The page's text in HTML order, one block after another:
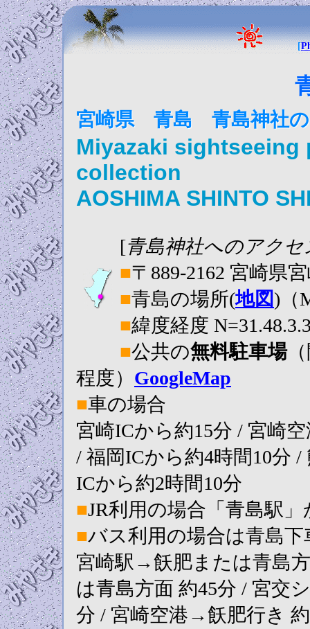
[
宮崎県 青島 青島神社の
Miyazaki sightseeing
collection
AOSHIMA SHINTO
[青島神社へのアクセ
■〒889-2162 宮崎県
■青島の場所(地図)（
■緯度経度
■公共の無料駐車場
程度） GoogleMap
■車の場合
宮崎ICから約15分 / 宮崎
/ 福岡ICから約4時間10分
ICから約2時間10分
■JR利用の場合「青島駅」
■バス利用の場合は青島下
宮崎駅→飫肥または青島
は青島方面 約45分 / 宮交
分 / 宮崎空港→飫肥行き